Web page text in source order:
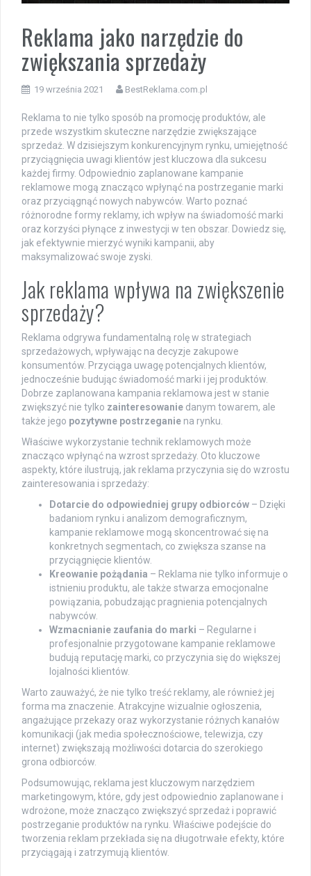
Reklama jako narzędzie do
zwiększania sprzedaży
19 września 2021 BestReklama.com.pl
Reklama to nie tylko sposób na promocję produktów, ale
przede wszystkim skuteczne narzędzie zwiększające
sprzedaż. W dzisiejszym konkurencyjnym rynku, umiejętność
przyciągnięcia uwagi klientów jest kluczowa dla sukcesu
każdej firmy. Odpowiednio zaplanowane kampanie
reklamowe mogą znacząco wpłynąć na postrzeganie marki
oraz przyciągnąć nowych nabywców. Warto poznać
różnorodne formy reklamy, ich wpływ na świadomość marki
oraz korzyści płynące z inwestycji w ten obszar. Dowiedz się,
jak efektywnie mierzyć wyniki kampanii, aby
maksymalizować swoje zyski.
Jak reklama wpływa na zwiększenie
sprzedaży?
Reklama odgrywa fundamentalną rolę w strategiach
sprzedażowych, wpływając na decyzje zakupowe
konsumentów. Przyciąga uwagę potencjalnych klientów,
jednocześnie budując świadomość marki i jej produktów.
Dobrze zaplanowana kampania reklamowa jest w stanie
zwiększyć nie tylko zainteresowanie danym towarem, ale
także jego pozytywne postrzeganie na rynku.
Właściwe wykorzystanie technik reklamowych może
znacząco wpłynąć na wzrost sprzedaży. Oto kluczowe
aspekty, które ilustrują, jak reklama przyczynia się do wzrostu
zainteresowania i sprzedaży:
Dotarcie do odpowiedniej grupy odbiorców – Dzięki
badaniom rynku i analizom demograficznym,
kampanie reklamowe mogą skoncentrować się na
konkretnych segmentach, co zwiększa szanse na
przyciągnięcie klientów.
Kreowanie pożądania – Reklama nie tylko informuje o
istnieniu produktu, ale także stwarza emocjonalne
powiązania, pobudzając pragnienia potencjalnych
nabywców.
Wzmacnianie zaufania do marki – Regularne i
profesjonalnie przygotowane kampanie reklamowe
budują reputację marki, co przyczynia się do większej
lojalności klientów.
Warto zauważyć, że nie tylko treść reklamy, ale również jej
forma ma znaczenie. Atrakcyjne wizualnie ogłoszenia,
angażujące przekazy oraz wykorzystanie różnych kanałów
komunikacji (jak media społecznościowe, telewizja, czy
internet) zwiększają możliwości dotarcia do szerokiego
grona odbiorców.
Podsumowując, reklama jest kluczowym narzędziem
marketingowym, które, gdy jest odpowiednio zaplanowane i
wdrożone, może znacząco zwiększyć sprzedaż i poprawić
postrzeganie produktów na rynku. Właściwe podejście do
tworzenia reklam przekłada się na długotrwałe efekty, które
przyciągają i zatrzymują klientów.